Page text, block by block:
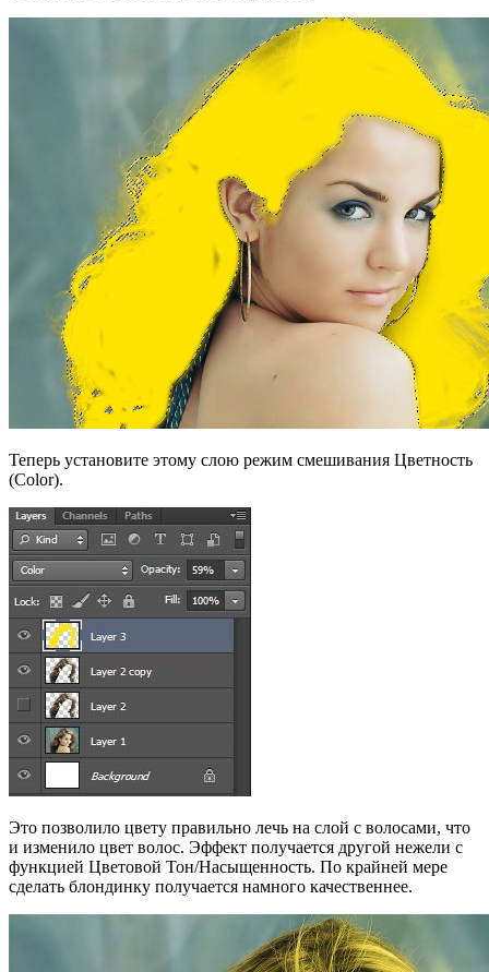
Теперь установите этому слою режим смешивания Цветность
(Color).
Это позволило цвету правильно лечь на слой с волосами, что
и изменило цвет волос. Эффект получается другой нежели с
функцией Цветовой Тон/Насыщенность. По крайней мере
сделать блондинку получается намного качественнее.